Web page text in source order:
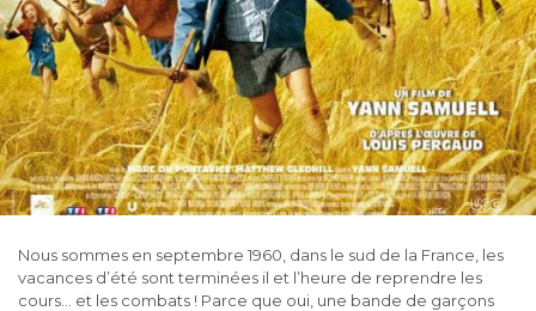
Nous sommes en septembre 1960, dans le sud de la France, les
vacances d’été sont terminées il et l’heure de reprendre les
cours… et les combats ! Parce que oui, une bande de garçons